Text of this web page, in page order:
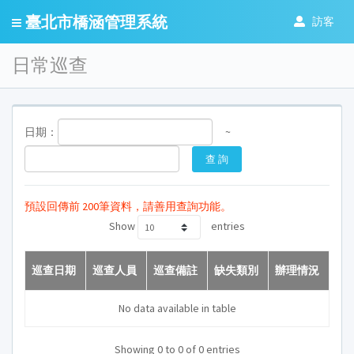
臺北市橋涵管理系統 訪客
日常巡查
日期： ~
預設回傳前 200筆資料，請善用查詢功能。
Show
entries
巡查日期 巡查人員 巡查備註 缺失類別 辦理情況
No data available in table
Showing 0 to 0 of 0 entries